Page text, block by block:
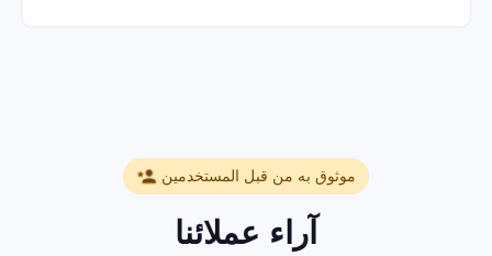
موثوق به من قبل المستخدمين
آراء عملائنا